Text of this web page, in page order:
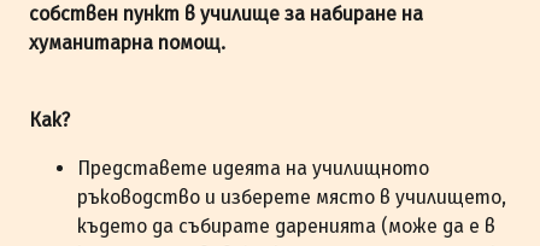
собствен пункт в училище за набиране на
хуманитарна помощ.
Как?
Представете идеята на училищното
ръководство и изберете място в училището,
където да събирате даренията (може да е в